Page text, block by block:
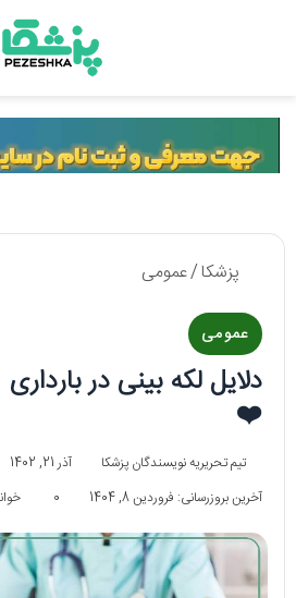
پزشکا/عمومی
عمومی
❤️
تیم تحریریه نویسندگان پزشکا
آذر 21, 1402
آخرین بروزرسانی: فروردین 8, 1404
0